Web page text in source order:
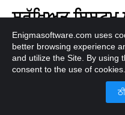
ਸੁਰੱਖਿਅਤ
ਹਟਾਉਣਾ
ਬਹੁਤ ਸਾਰੇ ਮਾਮਲਿਆਂ ਵਿੱਚ,
ਓਪਰੇਟਿੰਗ ਸਿਸਟਮ ਦੁਆਰਾ
ਸਕਦਾ ਹੈ ਅਤੇ ਜਦੋਂ ਉਪਭੋਗਤਾ
Enigmasoftware.com uses
better browsing experience
and utilize the Site. By using
consent to the use of